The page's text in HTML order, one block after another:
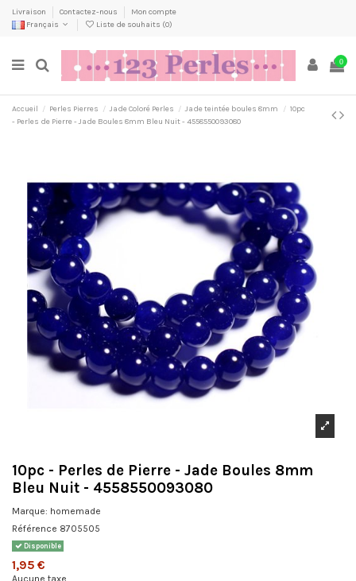
Livraison Contactez-nous
Mon compte
Français
Liste de souhaits (0)
0
Accueil Perles Pierres Jade Coloré Perles Jade teintée boules 8mm
10pc
- Perles de Pierre - Jade Boules 8mm Bleu Nuit - 4558550093080
10pc - Perles de Pierre - Jade Boules 8mm
Bleu Nuit - 4558550093080
Marque: homemade
Référence 8705505
Disponible
1,95 €
Aucune taxe